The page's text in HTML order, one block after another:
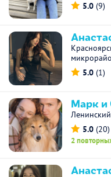
5.0 (9)
5.0 (1)
Марк и
5.0 (20)
2